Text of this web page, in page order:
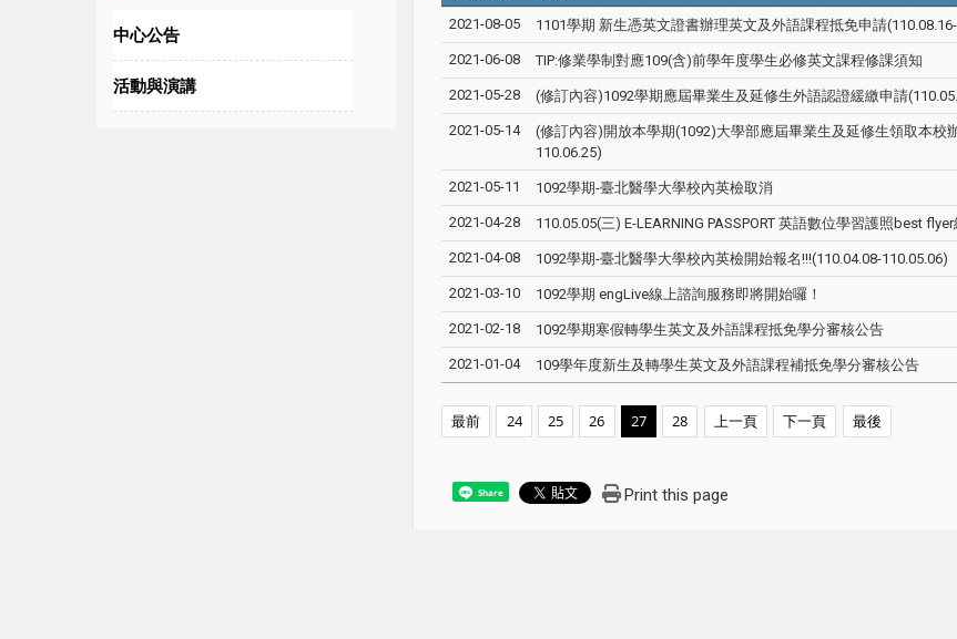
中心公告
活動與演講
2021-08-05 1101學期 新生憑英文證書辦理英文及外語課程抵免申請
2021-06-08 TIP:修業學制對應109(含)前學年度學生必修英文課程修課須知
2021-05-28 (修訂內容)1092學期應屆畢業生及延修生外語認證緩繳申請
2021-05-14
(修訂內容)開放本學期(1092)大學部應屆畢業生及延修生領取本校
110.06.25)
2021-05-11 1092學期-臺北醫學大學校內英檢取消
2021-04-28 110.05.05(三) E-LEARNING PASSPORT 英語數位學習護照best
2021-04-08 1092學期-臺北醫學大學校內英檢開始報名!!!(110.04.08-110.05.06)
2021-03-10 1092學期 engLive線上諮詢服務即將開始囉！
2021-02-18 1092學期寒假轉學生英文及外語課程抵免學分審核公告
2021-01-04 109學年度新生及轉學生英文及外語課程補抵免學分審核公告
最前 24 25 26 27 28 上一頁 下一頁 最後
Share Print this page